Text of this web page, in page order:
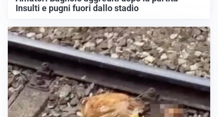
Insulti e pugni fuori dallo stadio